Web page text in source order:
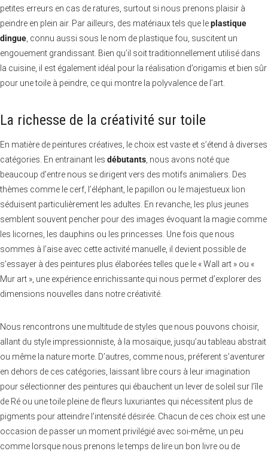
petites erreurs en cas de ratures, surtout si nous prenons plaisir à
peindre en plein air. Par ailleurs, des matériaux tels que leplastique
dingue , connu aussi sous le nom de plastique fou, suscitent un
engouement grandissant. Bien qu’il soit traditionnellement utilisé dans
la cuisine, il est également idéal pour la réalisation d’origamis et bien sûr
pour une toile à peindre, ce qui montre la polyvalence de l’art.
La richesse de la créativité sur toile
En matière de peintures créatives, le choix est vaste et s’étend à diverses
catégories. En entrainant les débutants , nous avons noté que
beaucoup d’entre nous se dirigent vers des motifs animaliers. Des
thèmes comme le cerf, l’éléphant, le papillon ou le majestueux lion
séduisent particulièrement les adultes. En revanche, les plus jeunes
semblent souvent pencher pour des images évoquant la magie comme
les licornes, les dauphins ou les princesses. Une fois que nous
sommes à l’aise avec cette activité manuelle, il devient possible de
s’essayer à des peintures plus élaborées telles que le « Wall art » ou «
Mur art », une expérience enrichissante qui nous permet d’explorer des
dimensions nouvelles dans notre créativité.
Nous rencontrons une multitude de styles que nous pouvons choisir,
allant du style impressionniste, à la mosaïque, jusqu’au tableau abstrait
ou même la nature morte. D’autres, comme nous, préferent s’aventurer
en dehors de ces catégories, laissant libre cours à leur imagination
pour sélectionner des peintures qui ébauchent un lever de soleil sur l’île
de Ré ou une toile pleine de fleurs luxuriantes qui nécessitent plus de
pigments pour atteindre l’intensité désirée. Chacun de ces choix est une
occasion de passer un moment privilégié avec soi-même, un peu
comme lorsque nous prenons le temps de lire un bon livre ou de